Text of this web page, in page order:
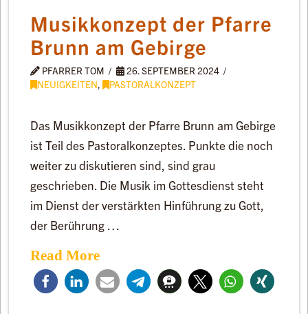
Musikkonzept der Pfarre
Brunn am Gebirge
PFARRER TOM
26. SEPTEMBER 2024
NEUIGKEITEN
PASTORALKONZEPT
Das Musikkonzept der Pfarre Brunn am Gebirge
ist Teil des Pastoralkonzeptes. Punkte die noch
weiter zu diskutieren sind, sind grau
geschrieben. Die Musik im Gottesdienst steht
im Dienst der verstärkten Hinführung zu Gott,
der Berührung …
Read More